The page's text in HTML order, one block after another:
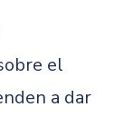
el
a dar